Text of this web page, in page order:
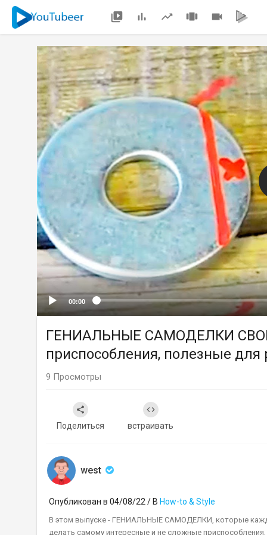
00:00
ГЕНИАЛЬНЫЕ САМОДЕЛКИ
приспособления, полезные для
9 Просмотры
Поделиться встраивать
west
Опубликован в 04/08/22 / В How-to & Style
В этом выпуске - ГЕНИАЛЬНЫЕ САМОДЕЛКИ, которые
делать самому интересные и не сложные